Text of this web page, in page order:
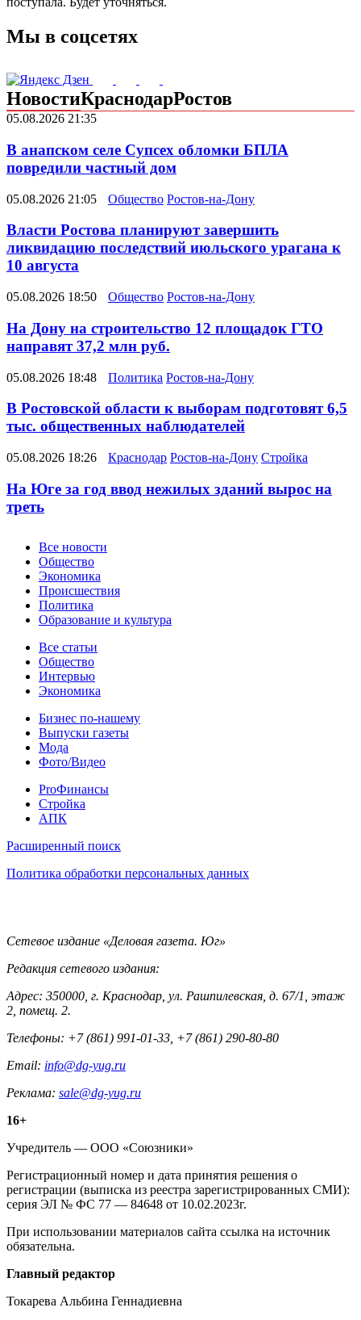
Мы в соцсетях
НовостиКраснодарРостов
05.08.2026 21:35
В анапском селе Супсех обломки БПЛА
повредили частный дом
05.08.2026 21:05 Общество Ростов-на-Дону
Власти Ростова планируют завершить
ликвидацию последствий июльского урагана к
10 августа
05.08.2026 18:50 Общество Ростов-на-Дону
На Дону на строительство 12 площадок ГТО
направят 37,2 млн руб.
05.08.2026 18:48 Политика Ростов-на-Дону
В Ростовской области к выборам подготовят 6,5
тыс. общественных наблюдателей
05.08.2026 18:26 Краснодар Ростов-на-Дону Стройка
На Юге за год ввод нежилых зданий вырос на
треть
Новости
Все новости
Общество
Экономика
Происшествия
Политика
Образование и культура
Статьи
Все статьи
Общество
Интервью
Экономика
Разное
Бизнес по-нашему
Выпуски газеты
Мода
Фото/Видео
Pro
ProФинансы
Стройка
АПК
Информация
Расширенный поиск
Политика обработки персональных данных
Контакты
Сетевое издание «Деловая газета. Юг»
Редакция сетевого издания:
Адрес: 350000, г. Краснодар, ул. Рашпилевская, д. 67/1, этаж
2, помещ. 2.
Телефоны: +7 (861) 991-01-33, +7 (861) 290-80-80
Email: info@dg-yug.ru
Реклама: sale@dg-yug.ru
Информация
о
издании
16+
Учредитель — ООО «Союзники»
Регистрационный номер и дата принятия решения о
регистрации (выписка из реестра зарегистрированных СМИ):
серия ЭЛ № ФС 77 — 84648 от 10.02.2023г.
При использовании материалов сайта ссылка на источник
обязательна.
Редакция
Главный редактор
Токарева Альбина Геннадиевна